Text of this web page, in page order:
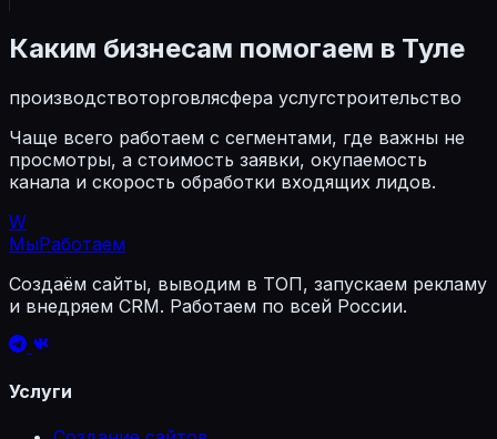
Каким бизнесам помогаем в Туле
производствоторговлясфера услугстроительство
Чаще всего работаем с сегментами, где важны не
просмотры, а стоимость заявки, окупаемость
канала и скорость обработки входящих лидов.
W
МыРаботаем
Создаём сайты, выводим в ТОП, запускаем рекламу
и внедряем CRM. Работаем по всей России.
Услуги